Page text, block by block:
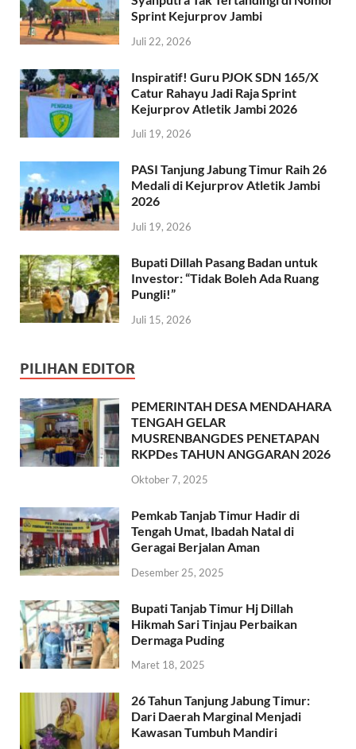
Sprint Kejurprov Jambi
Juli 22, 2026
Inspiratif! Guru PJOK SDN 165/X
Catur Rahayu Jadi Raja Sprint
Kejurprov Atletik Jambi 2026
Juli 19, 2026
PASI Tanjung Jabung Timur Raih 26
Medali di Kejurprov Atletik Jambi
2026
Juli 19, 2026
Bupati Dillah Pasang Badan untuk
Investor: “Tidak Boleh Ada Ruang
Pungli!”
Juli 15, 2026
PILIHAN EDITOR
PEMERINTAH DESA MENDAHARA
TENGAH GELAR
MUSRENBANGDES PENETAPAN
RKPDes TAHUN ANGGARAN 2026
Oktober 7, 2025
Pemkab Tanjab Timur Hadir di
Tengah Umat, Ibadah Natal di
Geragai Berjalan Aman
Desember 25, 2025
Bupati Tanjab Timur Hj Dillah
Hikmah Sari Tinjau Perbaikan
Dermaga Puding
Maret 18, 2025
26 Tahun Tanjung Jabung Timur:
Dari Daerah Marginal Menjadi
Kawasan Tumbuh Mandiri